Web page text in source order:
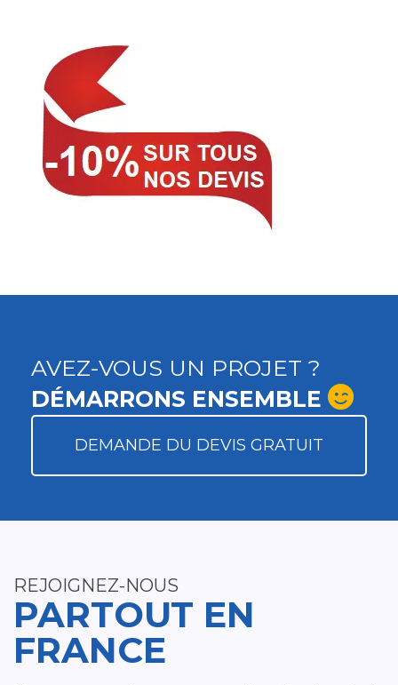
AVEZ-VOUS UN PROJET ?
DÉMARRONS ENSEMBLE
DEMANDE DU DEVIS GRATUIT
REJOIGNEZ-NOUS
PARTOUT EN
FRANCE